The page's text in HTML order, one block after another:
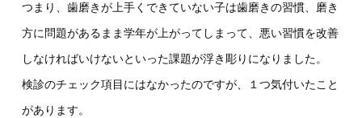
つまり、歯磨きが上手くできていない子は歯磨きの習慣、磨き
方に問題があるまま学年が上がってしまって、悪い習慣を改善
しなければいけないといった課題が浮き彫りになりました。
検診のチェック項目にはなかったのですが、１つ気付いたこと
があります。